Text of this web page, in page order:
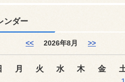
ンダー
<< 2026年8月 >>
月 火 水 木 金